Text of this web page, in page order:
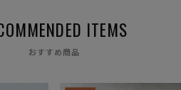
おすすめ商品